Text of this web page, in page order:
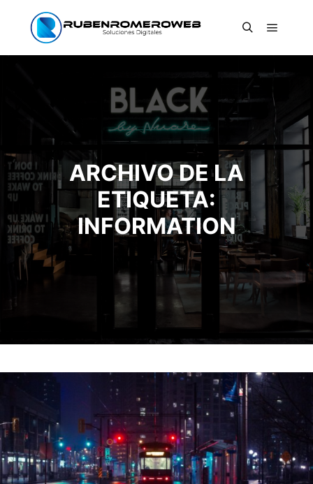
ARCHIVO DE LA
ETIQUETA:
INFORMATION